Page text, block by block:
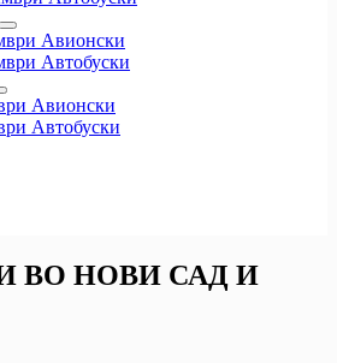
Авионски
Автобуски
Авионски
Автобуски
ВО НОВИ САД И